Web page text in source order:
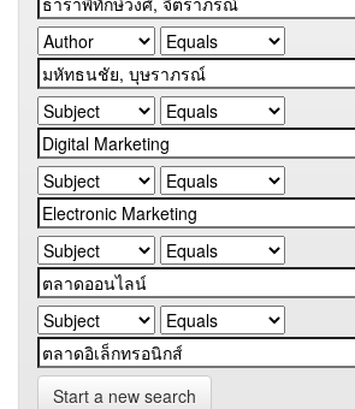
Start a new search